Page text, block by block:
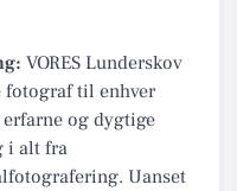
VORES Lunderskov
fotograf til enhver
og dygtige
i alt fra
Uanset